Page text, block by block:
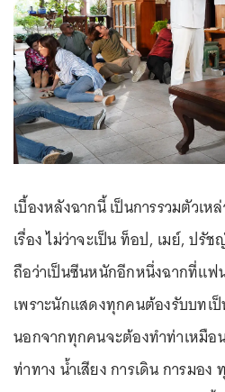
เบื้องหลังฉากนี้ เป็นการรวมตัวเ
เรื่อง ไม่ว่าจะเป็น ท็อป, เมย์, ป
ถือว่าเป็นซีนหนักอีกหนึ่งฉากที่แ
เพราะนักแสดงทุกคนต้องรับบทเ
นอกจากทุกคนจะต้องทำท่าเหมือน
ท่าทาง น้ำเสียง การเดิน การมอง